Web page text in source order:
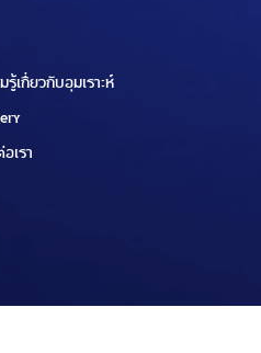
รู้เกี่ยวกับอุมเราะห์
เรา